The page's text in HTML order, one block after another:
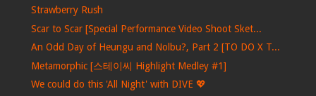
Strawberry Rush
Scar to Scar [Special Performance Video Shoot Sket...
An Odd Day of Heungu and Nolbu?, Part 2 [TO DO X T...
Metamorphic [스테이씨 Highlight Medley #1]
We could do this 'All Night' with DIVE 💖